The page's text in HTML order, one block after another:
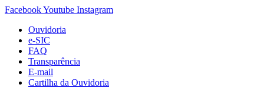
FacebookYoutube Instagram
Ouvidoria
e-SIC
FAQ
Transparência
E-mail
Cartilha da Ouvidoria